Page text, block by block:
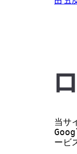
当サ
ービ